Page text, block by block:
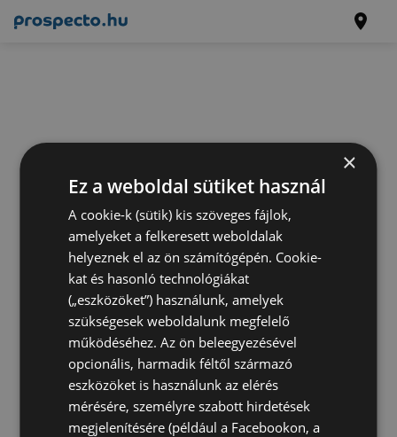
×
Ez a weboldal sütiket használ
A cookie-k (sütik) kis szöveges fájlok,
amelyeket a felkeresett weboldalak
helyeznek el az ön számítógépén. Cookie-
kat és hasonló technológiákat
(„eszközöket”) használunk, amelyek
szükségesek weboldalunk megfelelő
működéséhez. Az ön beleegyezésével
opcionális, harmadik féltől származó
eszközöket is használunk az elérés
mérésére, személyre szabott hirdetések
megjelenítésére (például a Facebookon, a